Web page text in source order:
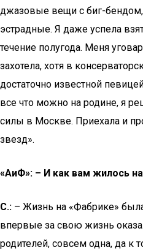
джазовые вещи с биг-
эстрадные. Я даже успела
течение полугода. Меня
захотела, хотя в
достаточно известной
все что можно на родине, я
силы в Москве. Приехала и
звезд».
«AиФ»: – И как вам жилось
С.: – Жизнь на «Фабрике»
впервые за свою жизнь
родителей, совсем одна, да